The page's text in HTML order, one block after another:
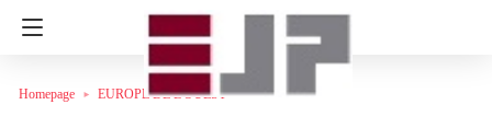
Homepage EUROPE DE L'OUEST